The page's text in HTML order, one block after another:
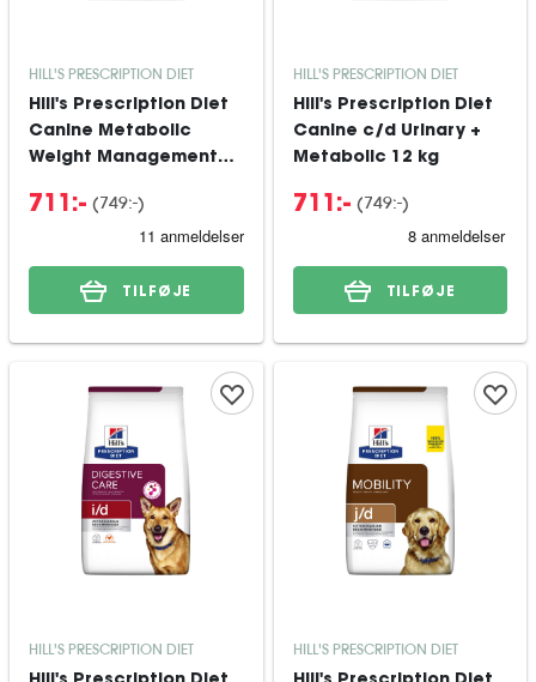
HILL'S PRESCRIPTION DIET
Hill's Prescription Diet
Canine Metabolic
Weight Management
711:- (749:-)
TILFØJE
HILL'S PRESCRIPTION DIET
Hill's Prescription Diet
Canine c/d Urinary +
Metabolic 12 kg
711:- (749:-)
TILFØJE
HILL'S PRESCRIPTION DIET HILL'S PRESCRIPTION DIET